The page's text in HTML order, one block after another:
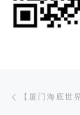
文章导航
【厦门海底